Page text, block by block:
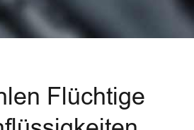
Flüchtige